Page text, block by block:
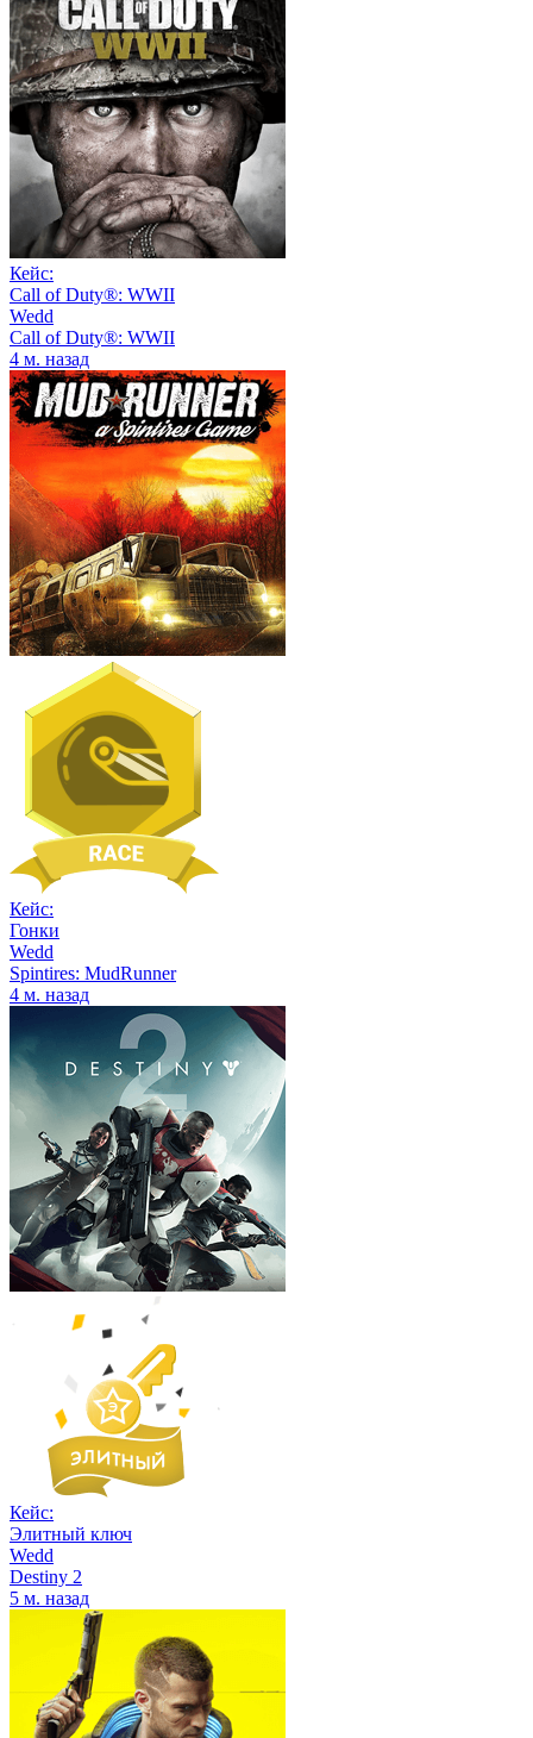
Кейс:
Call of Duty®: WWII
Wedd
Call of Duty®: WWII
4 м. назад
Кейс:
Гонки
Wedd
Spintires: MudRunner
4 м. назад
Кейс:
Элитный ключ
Wedd
Destiny 2
5 м. назад